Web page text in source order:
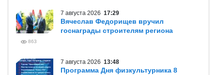
7 августа 2026 17:29
Вячеслав Федорищев вручил
госнаграды строителям региона
863
7 августа 2026 13:48
Программа Дня физкультурника 8